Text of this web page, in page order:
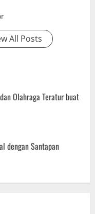
All Posts
Olahraga Teratur buat
dengan Santapan